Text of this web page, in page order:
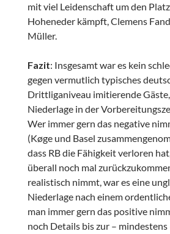
mit viel Leidenschaft um den
Hoheneder kämpft, Clemens
Müller.
Fazit: Insgesamt war es kein
gegen vermutlich typisches
Drittliganiveau imitierende
Niederlage in der
Wer immer gern das negative
(Køge und Basel
dass RB die Fähigkeit verloren
überall noch mal
realistisch nimmt, war es eine
Niederlage nach einem
man immer gern das positive
noch Details bis zur –